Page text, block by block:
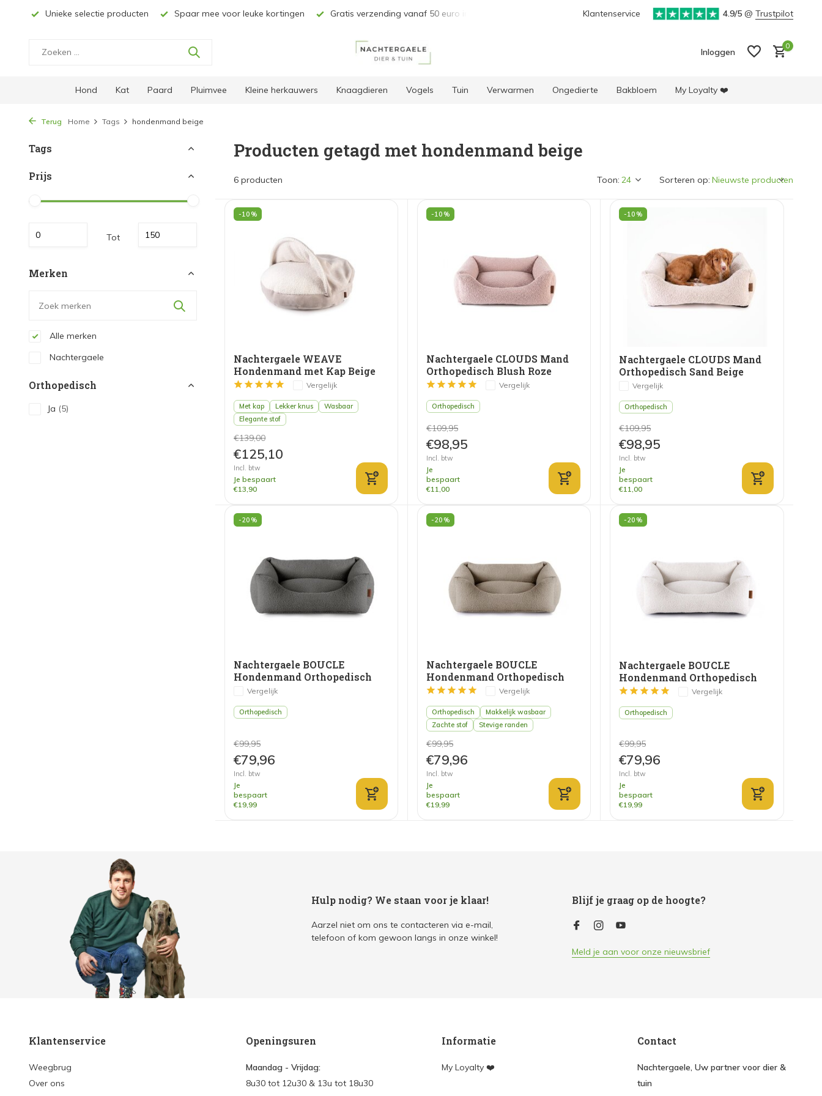
Spaar mee voor leuke kortingen Gratis verzending vanaf 50 euro in BE & NL* Unieke selectie producten Klantenservice 4.9/5 @ Trustpilot
Inloggen
0
Hond Kat Paard Pluimvee Kleine herkauwers Knaagdieren Vogels Tuin Verwarmen Ongedierte Bakbloem My Loyalty ❤️
Terug Home Tags hondenmand beige
Tags
Prijs
Tot
Merken
Alle merken
Nachtergaele
Orthopedisch
Ja (5)
Producten getagd met hondenmand beige
6 producten Toon: Sorteren op:
-10%
Nachtergaele WEAVE
Hondenmand met Kap Beige
Vergelijk
Met kap Lekker knus
Wasbaar
Elegante stof
€139,00
€125,10
Incl. btw
Je bespaart
€13,90
-10%
Nachtergaele CLOUDS Mand
Orthopedisch Blush Roze
Vergelijk
Orthopedisch
€109,95
€98,95
Incl. btw
Je
bespaart
€11,00
-10%
Nachtergaele CLOUDS Mand
Orthopedisch Sand Beige
Vergelijk
Orthopedisch
€109,95
€98,95
Incl. btw
Je
bespaart
€11,00
-20%
Nachtergaele BOUCLE
Hondenmand Orthopedisch
Donkergrijs
Vergelijk
Orthopedisch
€99,95
€79,96
Incl. btw
Je
bespaart
€19,99
-20%
Nachtergaele BOUCLE
Hondenmand Orthopedisch
Taupe
Vergelijk
Orthopedisch
Makkelijk wasbaar
Zachte stof
Stevige randen
€99,95
€79,96
Incl. btw
Je
bespaart
€19,99
-20%
Nachtergaele BOUCLE
Hondenmand Orthopedisch
Beige
Vergelijk
Orthopedisch
€99,95
€79,96
Incl. btw
Je
bespaart
€19,99
Hulp nodig? We staan voor je klaar!
Aarzel niet om ons te contacteren via e-mail,
telefoon of kom gewoon langs in onze winkel!
Blijf je graag op de hoogte?
Meld je aan voor onze nieuwsbrief
Klantenservice
Weegbrug
Over ons
Openingsuren
Maandag - Vrijdag:
8u30 tot 12u30 & 13u tot 18u30
Informatie
My Loyalty ❤️
Contact
Nachtergaele, Uw partner voor dier &
tuin